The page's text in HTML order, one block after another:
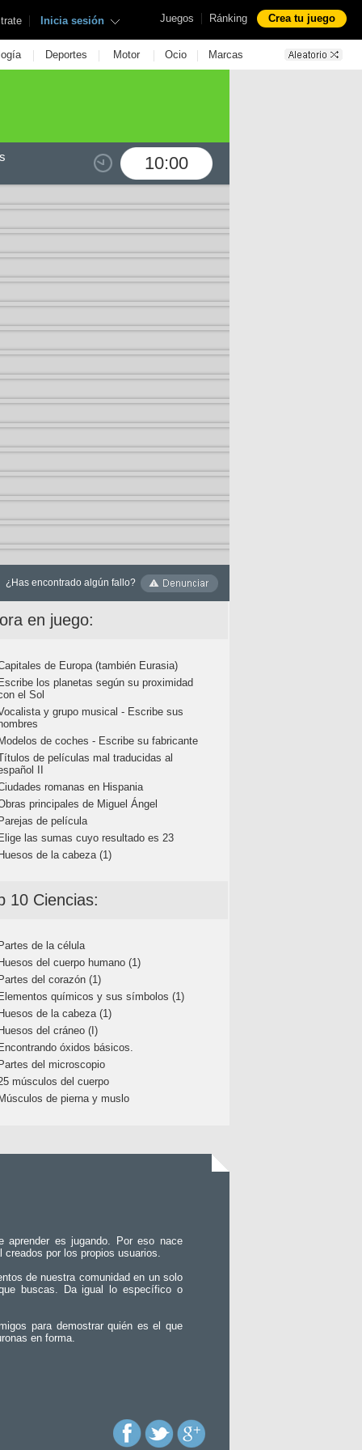
Juegos | Ránking Crea tu juego
| Inicia sesión
| Deportes | Motor | Ocio | Marcas
10:00
¿Has encontrado algún fallo?
en juego:
de Europa (también Eurasia)
los planetas según su proximidad
el Sol
y grupo musical - Escribe sus
de coches - Escribe su fabricante
de películas mal traducidas al
II
romanas en Hispania
principales de Miguel Ángel
de película
las sumas cuyo resultado es 23
de la cabeza (1)
10 Ciencias:
de la célula
del cuerpo humano (1)
del corazón (1)
químicos y sus símbolos (1)
de la cabeza (1)
del cráneo (I)
óxidos básicos.
del microscopio
músculos del cuerpo
de pierna y muslo
aprender es jugando. Por eso nace
creados por los propios usuarios.
de nuestra comunidad en un solo
buscas. Da igual lo específico o
para demostrar quién es el que
en forma.